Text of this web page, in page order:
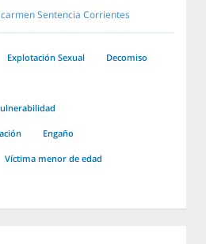
Sentencia Corrientes
Explotación Sexual Decomiso
Engaño
Víctima menor de edad